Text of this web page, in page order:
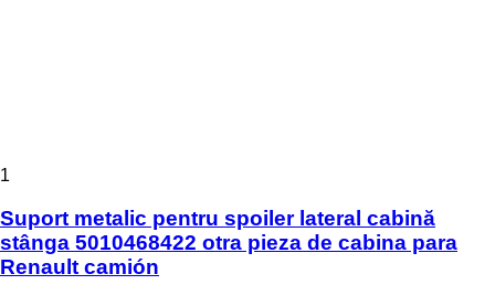
1
Suport metalic pentru spoiler lateral cabină
stânga 5010468422 otra pieza de cabina para
Renault camión